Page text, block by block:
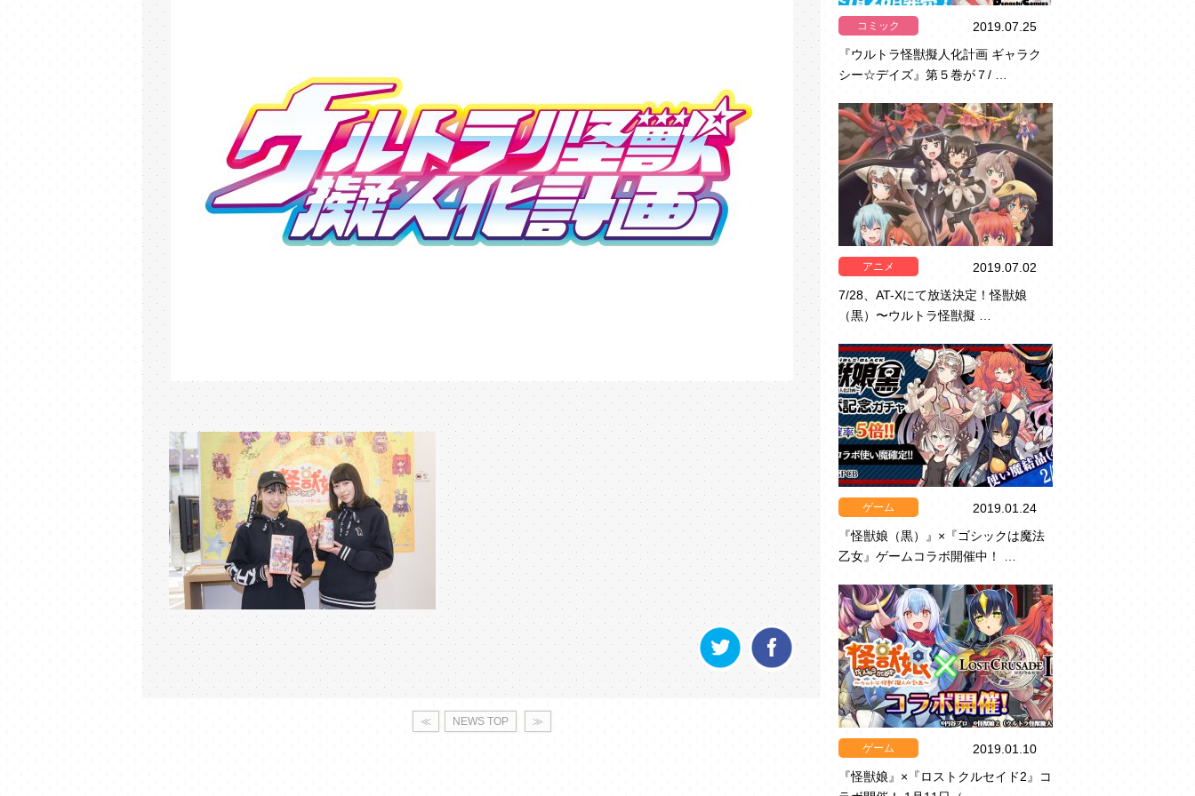
≪ NEWS TOP ≫
コミック
2019.07.25
『ウルトラ怪獣擬人化計画 ギャラク
シー☆デイズ』第５巻が７/ …
アニメ
2019.07.02
7/28、AT-Xにて放送決定！怪獣娘
（黒）〜ウルトラ怪獣擬 …
ゲーム
2019.01.24
『怪獣娘（黒）』×『ゴシックは魔法
乙女』ゲームコラボ開催中！ …
ゲーム
2019.01.10
『怪獣娘』×『ロストクルセイド2』コ